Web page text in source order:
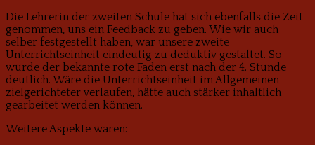
Die Lehrerin der zweiten Schule hat sich ebenfalls die Zeit
genommen, uns ein Feedback zu geben. Wie wir auch
selber festgestellt haben, war unsere zweite
Unterrichtseinheit eindeutig zu deduktiv gestaltet. So
wurde der bekannte rote Faden erst nach der 4. Stunde
deutlich. Wäre die Unterrichtseinheit im Allgemeinen
zielgerichteter verlaufen, hätte auch stärker inhaltlich
gearbeitet werden können.
Weitere Aspekte waren: